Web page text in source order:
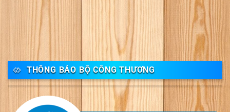
THÔNG BÁO BỘ CÔNG THƯƠNG